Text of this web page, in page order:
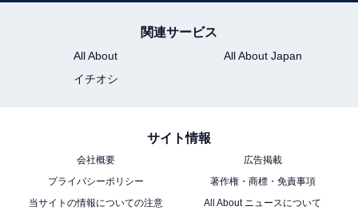
関連サービス
All About
All About Japan
イチオシ
サイト情報
会社概要
広告掲載
プライバシーポリシー
著作権・商標・免責事項
当サイトの情報についての注意
All About ニュースについて